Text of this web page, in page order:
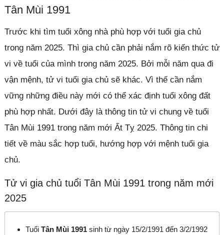
Tân Mùi 1991
Trước khi tìm tuổi xông nhà phù hợp với tuổi gia chủ
trong năm 2025. Thì gia chủ cần phải nắm rõ kiến thức tử
vi về tuổi của mình trong năm 2025. Bởi mỗi năm qua đi
vận mệnh, tử vi tuổi gia chủ sẽ khác. Vì thế cần nắm
vững những điều này mới có thể xác định tuổi xông đất
phù hợp nhất. Dưới đây là thông tin tử vi chung về tuổi
Tân Mùi 1991 trong năm mới Ất Tỵ 2025. Thông tin chi
tiết về màu sắc hợp tuổi, hướng hợp với mệnh tuổi gia
chủ.
Tử vi gia chủ tuổi Tân Mùi 1991 trong năm mới
2025
TuổiTân Mùi 1991 sinh từ ngày 15/2/1991 đến 3/2/1992